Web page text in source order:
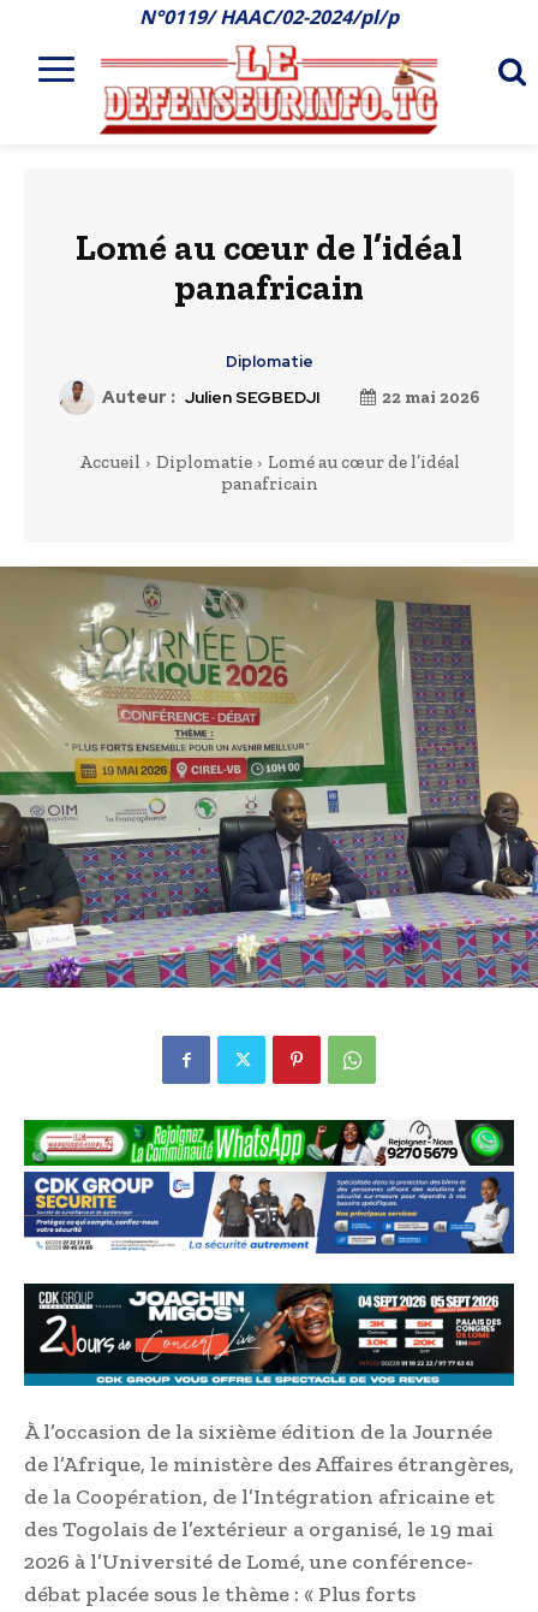
N°0119/ HAAC/02-2024/pl/p
Lomé au cœur de l’idéal
panafricain
Diplomatie
Auteur : Julien SEGBEDJI 22 mai 2026
Accueil Diplomatie
Lomé au cœur de l’idéal
panafricain
À l’occasion de la sixième édition de la Journée
de l’Afrique, le ministère des Affaires étrangères,
de la Coopération, de l’Intégration africaine et
des Togolais de l’extérieur a organisé, le 19 mai
2026 à l’Université de Lomé, une conférence-
débat placée sous le thème : « Plus forts